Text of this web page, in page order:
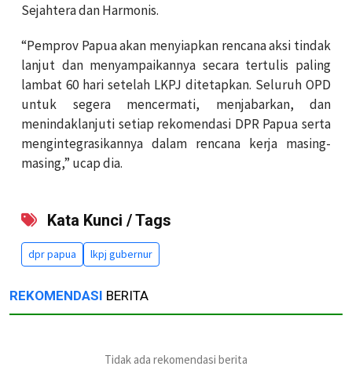
Sejahtera dan Harmonis.
“Pemprov Papua akan menyiapkan rencana aksi tindak
lanjut dan menyampaikannya secara tertulis paling
lambat 60 hari setelah LKPJ ditetapkan. Seluruh OPD
untuk segera mencermati, menjabarkan, dan
menindaklanjuti setiap rekomendasi DPR Papua serta
mengintegrasikannya dalam rencana kerja masing-
masing,” ucap dia.
Kata Kunci / Tags
dpr papua lkpj gubernur
REKOMENDASI BERITA
Tidak ada rekomendasi berita